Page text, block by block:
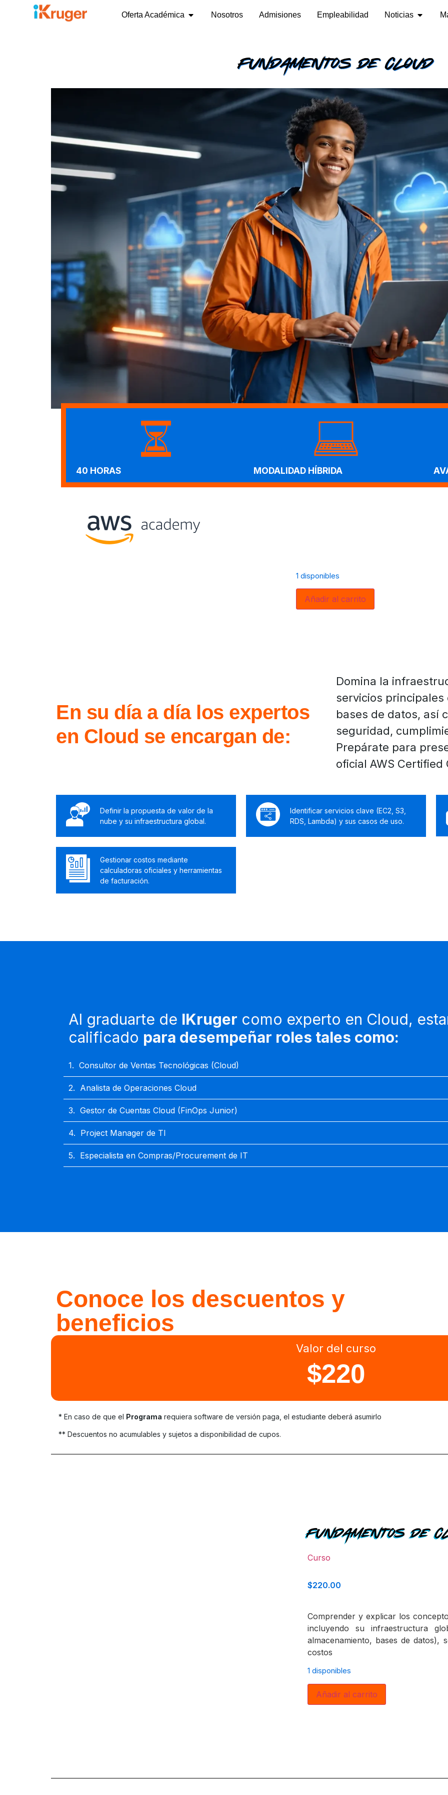
Oferta Académica Nosotros Admisiones Empleabilidad Noticias
Fundamentos de Cloud
40 HORAS MODALIDAD HÍBRIDA
1 disponibles
Añadir al carrito
En su día a día los expertos
en Cloud se encargan de:
Domina la
servicios
bases de datos, así
seguridad,
Prepárate para
oficial AWS
Definir la propuesta de valor de la
nube y su infraestructura global.
Identificar servicios clave (EC2, S3,
RDS, Lambda) y sus casos de uso.
Gestionar costos mediante
calculadoras oficiales y herramientas
de facturación.
Al graduarte de IKruger como experto en Cloud,
calificado para desempeñar roles tales como:
1. Consultor de Ventas Tecnológicas (Cloud)
2. Analista de Operaciones Cloud
3. Gestor de Cuentas Cloud (FinOps Junior)
4. Project Manager de TI
5. Especialista en Compras/Procurement de IT
Conoce los descuentos y
beneficios
Valor del curso
$220
* En caso de que el Programa requiera software de versión paga, el estudiante deberá asumirlo
** Descuentos no acumulables y sujetos a disponibilidad de cupos.
Fundamentos de
Curso
$220.00
Comprender y explicar los
incluyendo su infraestructura
almacenamiento, bases de datos),
costos
1 disponibles
Añadir al carrito